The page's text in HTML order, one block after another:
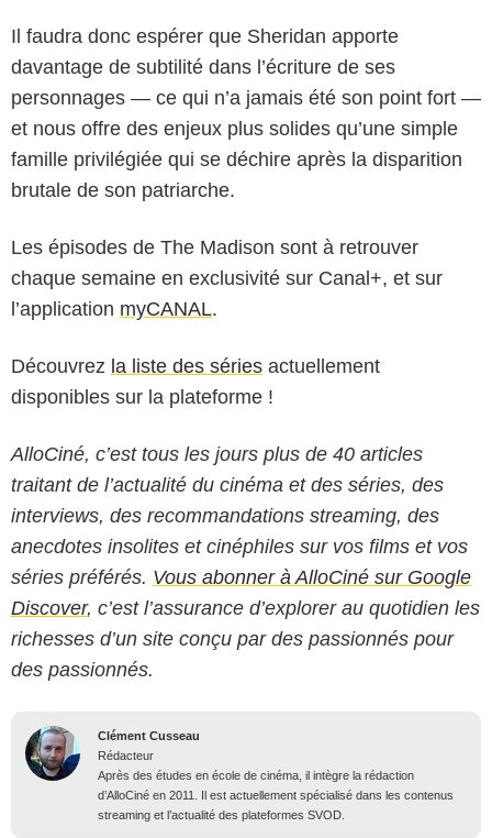
Il faudra donc espérer que Sheridan apporte
davantage de subtilité dans l’écriture de ses
personnages — ce qui n’a jamais été son point fort —
et nous offre des enjeux plus solides qu’une simple
famille privilégiée qui se déchire après la disparition
brutale de son patriarche.
Les épisodes de The Madison sont à retrouver
chaque semaine en exclusivité sur Canal+, et sur
l’application myCANAL.
Découvrez la liste des séries actuellement
disponibles sur la plateforme !
AlloCiné, c’est tous les jours plus de 40 articles
traitant de l’actualité du cinéma et des séries, des
interviews, des recommandations streaming, des
anecdotes insolites et cinéphiles sur vos films et vos
séries préférés. Vous abonner à AlloCiné sur Google
Discover, c’est l’assurance d’explorer au quotidien les
richesses d’un site conçu par des passionnés pour
des passionnés.
Clément Cusseau
Rédacteur
Après des études en école de cinéma, il intègre la rédaction
d’AlloCiné en 2011. Il est actuellement spécialisé dans les contenus
streaming et l’actualité des plateformes SVOD.